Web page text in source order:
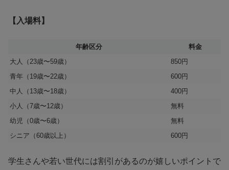
【入場料】
年齢区分
料金
大人（23歳〜59歳）
850円
青年（19歳〜22歳）
600円
中人（13歳〜18歳）
400円
小人（7歳〜12歳）
無料
幼児（0歳〜6歳）
無料
シニア（60歳以上）
600円
学生さんや若い世代には割引があるのが嬉しいポイントで